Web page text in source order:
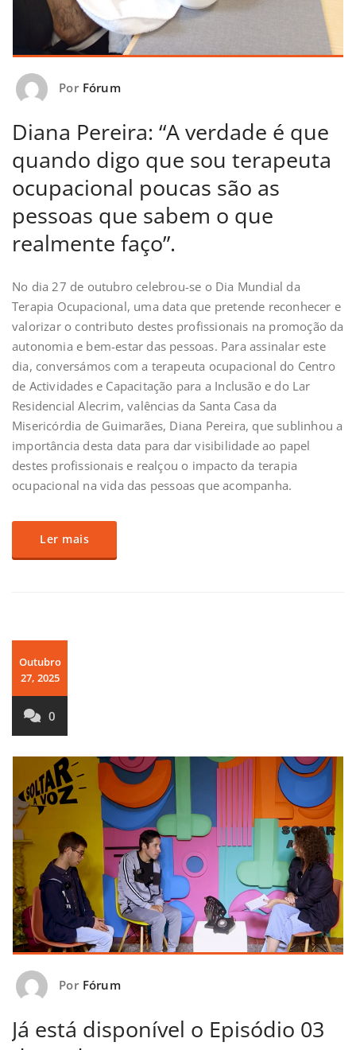
Por Fórum
Diana Pereira: “A verdade é que
quando digo que sou terapeuta
ocupacional poucas são as
pessoas que sabem o que
realmente faço”.
No dia 27 de outubro celebrou-se o Dia Mundial da
Terapia Ocupacional, uma data que pretende reconhecer e
valorizar o contributo destes profissionais na promoção da
autonomia e bem-estar das pessoas. Para assinalar este
dia, conversámos com a terapeuta ocupacional do Centro
de Actividades e Capacitação para a Inclusão e do Lar
Residencial Alecrim, valências da Santa Casa da
Misericórdia de Guimarães, Diana Pereira, que sublinhou a
importância desta data para dar visibilidade ao papel
destes profissionais e realçou o impacto da terapia
ocupacional na vida das pessoas que acompanha.
Ler mais
Outubro
27, 2025
0
Por Fórum
Já está disponível o Episódio 03